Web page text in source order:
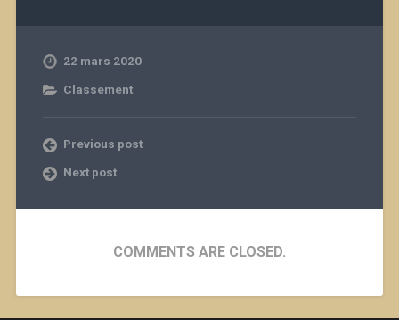
22 mars 2020
Classement
Previous post
Next post
COMMENTS ARE CLOSED.